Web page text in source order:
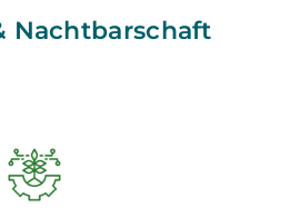
Nachtbarschaft